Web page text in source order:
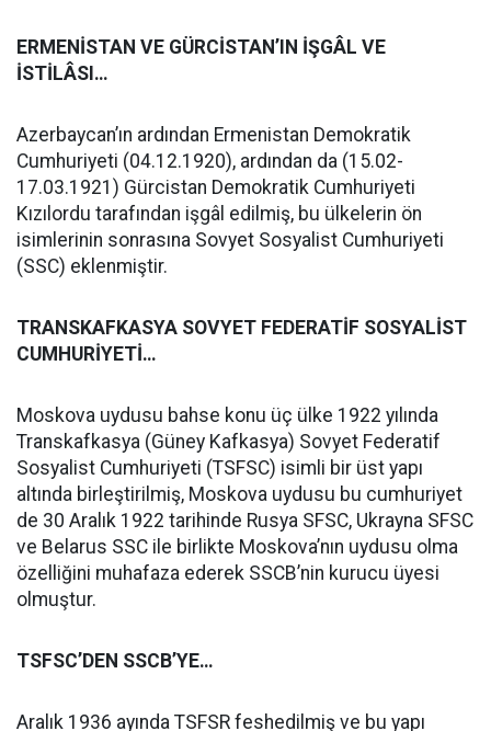
ERMENİSTAN VE GÜRCİSTAN’IN İŞGÂL VE
İSTİLÂSI…
Azerbaycan’ın ardından Ermenistan Demokratik
Cumhuriyeti (04.12.1920), ardından da (15.02-
17.03.1921) Gürcistan Demokratik Cumhuriyeti
Kızılordu tarafından işgâl edilmiş, bu ülkelerin ön
isimlerinin sonrasına Sovyet Sosyalist Cumhuriyeti
(SSC) eklenmiştir.
TRANSKAFKASYA SOVYET FEDERATİF SOSYALİST
CUMHURİYETİ…
Moskova uydusu bahse konu üç ülke 1922 yılında
Transkafkasya (Güney Kafkasya) Sovyet Federatif
Sosyalist Cumhuriyeti (TSFSC) isimli bir üst yapı
altında birleştirilmiş, Moskova uydusu bu cumhuriyet
de 30 Aralık 1922 tarihinde Rusya SFSC, Ukrayna SFSC
ve Belarus SSC ile birlikte Moskova’nın uydusu olma
özelliğini muhafaza ederek SSCB’nin kurucu üyesi
olmuştur.
TSFSC’DEN SSCB’YE…
Aralık 1936 ayında TSFSR feshedilmiş ve bu yapı